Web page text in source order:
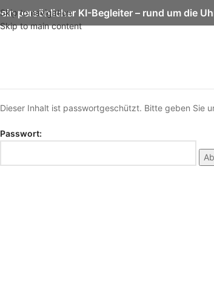
Skip to navigation
Skip to main content
persönlicher KI-Begleiter – rund um die
Dieser Inhalt ist passwortgeschützt. Bitte geben Sie
Passwort: